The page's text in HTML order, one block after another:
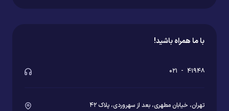
با ما همراه باشید!
۰۲۱ - ۴۱۹۴۸
تهران، خیابان مطهری، بعد از سهروردی، پلاک ۴۲